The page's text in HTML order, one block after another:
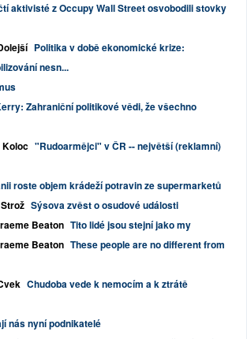
aktivisté z Occupy Wall Street osvobodili stovky
Politika v době ekonomické krize:
nesn...
Zahraniční politikové vědi, že všechno
Koloc "Rudoarmějci" v ČR -- největší (reklamní)
roste objem krádeží potravin ze supermarketů
Sýsova zvěst o osudové události
Beaton Tito lidé jsou stejní jako my
Beaton These people are no different from
Chudoba vede k nemocím a k ztrátě
nás nyní podnikatelé